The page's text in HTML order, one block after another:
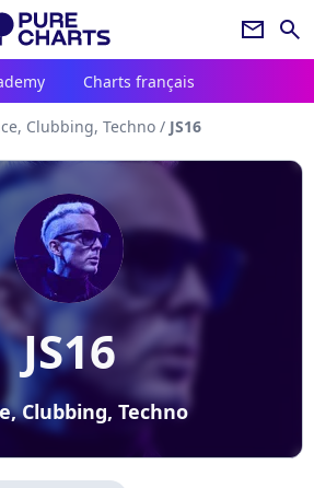
newsletter search
Charts français
Clubbing, Techno / JS16
JS16
Clubbing, Techno